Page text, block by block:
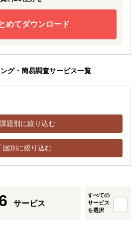
めてダウンロード
グ・簡易調査サービス一覧
課題別に絞り込む
国別に絞り込む
サービス
すべての
サービス
を選択